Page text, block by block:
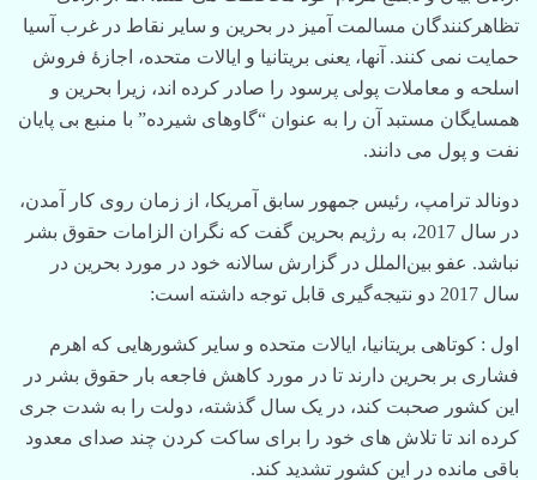
تظاهرکنندگان مسالمت آمیز در بحرین و سایر نقاط در غرب آسیا
حمایت نمی کنند. آنها، یعنی بریتانیا و ایالات متحده، اجازۀ فروش
اسلحه و معاملات پولی پرسود را صادر کرده اند، زیرا بحرین و
همسایگان مستبد آن را به عنوان “گاوهای شیرده” با منبع بی پایان
نفت و پول می دانند.
دونالد ترامپ، رئیس جمهور سابق آمریکا، از زمان روی کار آمدن،
در سال 2017، به رژیم بحرین گفت که نگران الزامات حقوق بشر
نباشد. عفو بین‌الملل در گزارش سالانه خود در مورد بحرین در
سال 2017 دو نتیجه‌گیری قابل توجه داشته است:
اول : کوتاهی بریتانیا، ایالات متحده و سایر کشورهایی که اهرم
فشاری بر بحرین دارند تا در مورد کاهش فاجعه بار حقوق بشر در
این کشور صحبت کند، در یک سال گذشته، دولت را به شدت جری
کرده اند تا تلاش های خود را برای ساکت کردن چند صدای معدود
باقی مانده در این کشور تشدید کند.